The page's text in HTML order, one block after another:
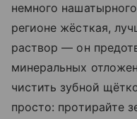
немного
регионе жёсткая,
раствор — он
минеральных
чистить зубной
просто: протирайте